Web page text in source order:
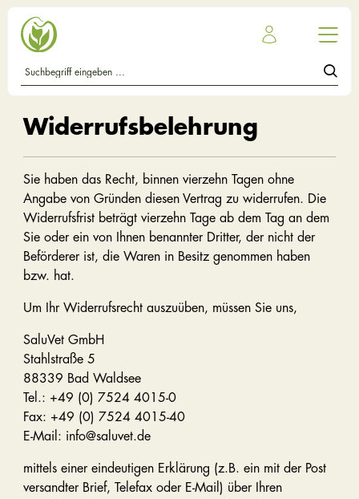
Widerrufsbelehrung
Sie haben das Recht, binnen vierzehn Tagen ohne
Angabe von Gründen diesen Vertrag zu widerrufen. Die
Widerrufsfrist beträgt vierzehn Tage ab dem Tag an dem
Sie oder ein von Ihnen benannter Dritter, der nicht der
Beförderer ist, die Waren in Besitz genommen haben
bzw. hat.
Um Ihr Widerrufsrecht auszuüben, müssen Sie uns,
SaluVet GmbH
Stahlstraße 5
88339 Bad Waldsee
Tel.: +49 (0) 7524 4015-0
Fax: +49 (0) 7524 4015-40
E-Mail: info@saluvet.de
mittels einer eindeutigen Erklärung (z.B. ein mit der Post
versandter Brief, Telefax oder E-Mail) über Ihren